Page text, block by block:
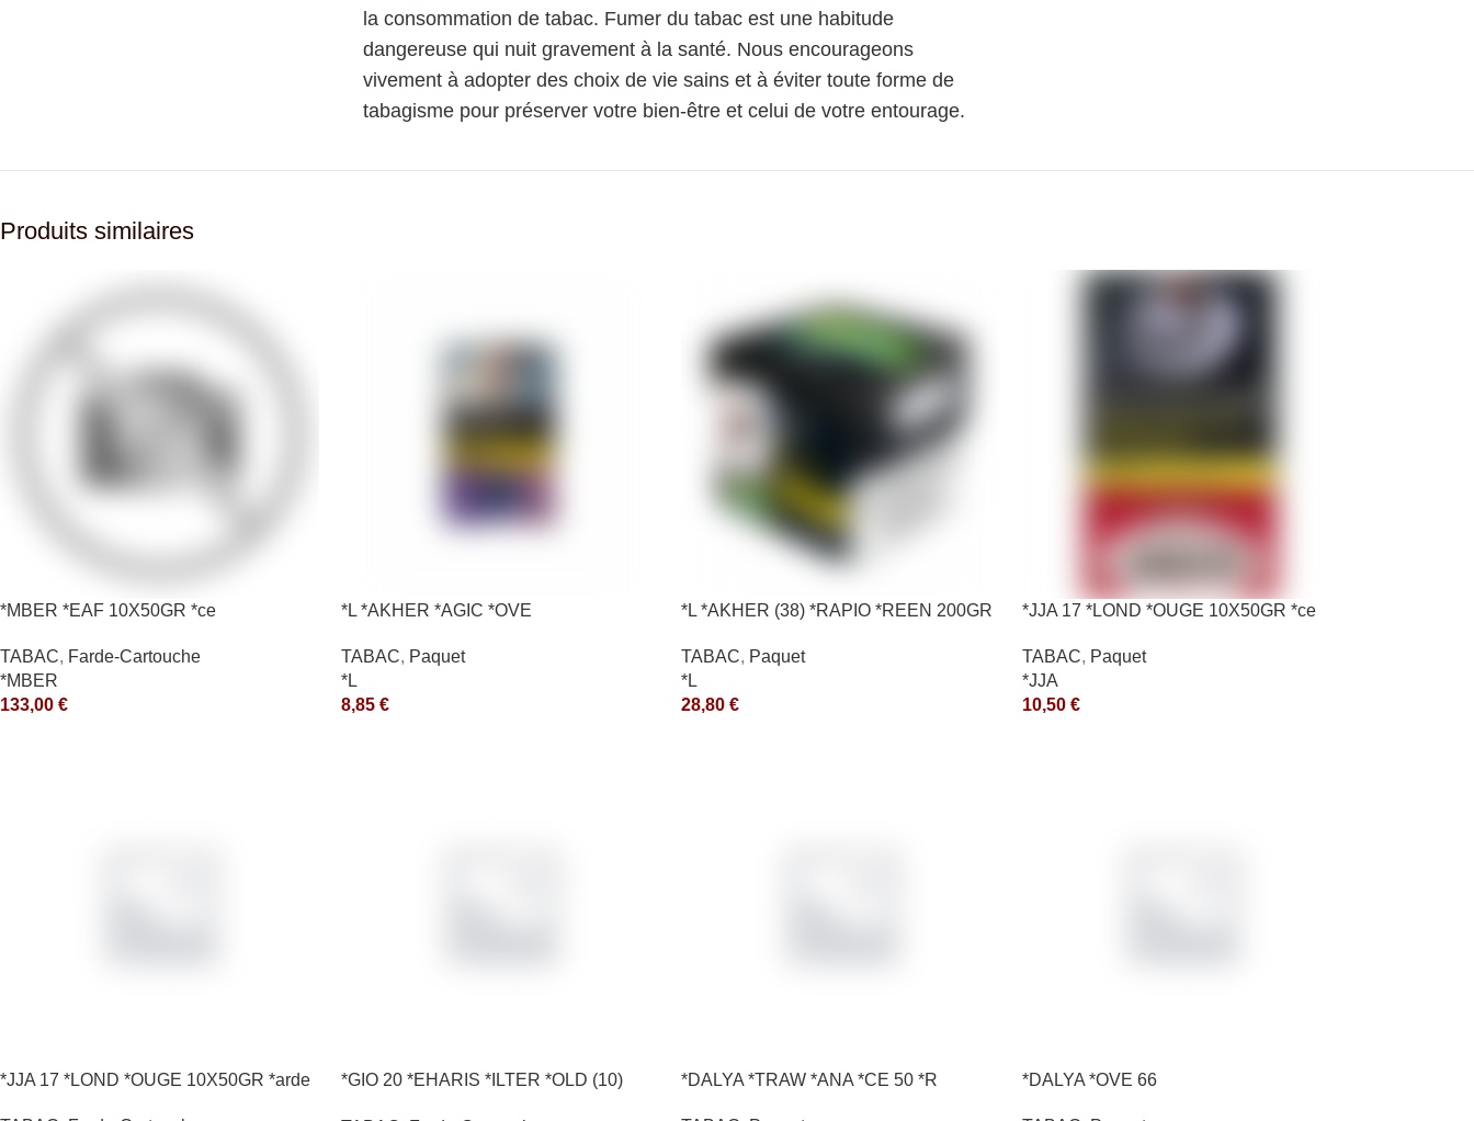
la consommation de tabac. Fumer du tabac est une habitude
dangereuse qui nuit gravement à la santé. Nous encourageons
vivement à adopter des choix de vie sains et à éviter toute forme de
tabagisme pour préserver votre bien-être et celui de votre entourage.
Produits similaires
*MBER *EAF 10X50GR *ce
TABAC, Farde-Cartouche
*MBER
133,00 €
*L *AKHER *AGIC *OVE
TABAC, Paquet
*L
8,85 €
*L *AKHER (38) *RAPIO *REEN 200GR
TABAC, Paquet
*L
28,80 €
*JJA 17 *LOND *OUGE 10X50GR *ce
TABAC, Paquet
*JJA
10,50 €
*JJA 17 *LOND *OUGE 10X50GR *arde
*GIO 20 *EHARIS *ILTER *OLD (10)
*DALYA *TRAW *ANA *CE 50 *R *DALYA *OVE 66